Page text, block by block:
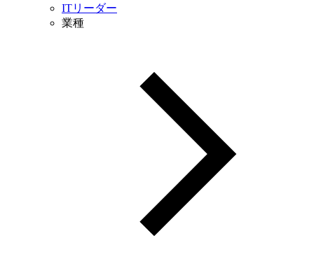
ITリーダー
業種